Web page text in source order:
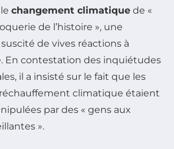
changement climatique de «
de l’histoire », une
de vives réactions à
En contestation des inquiétudes
il a insisté sur le fait que les
climatique étaient
par des « gens aux
».